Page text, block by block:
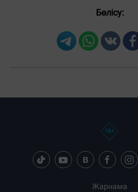
Бөлісу:
Жарнама